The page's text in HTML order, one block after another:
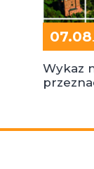
07.08
Wykaz